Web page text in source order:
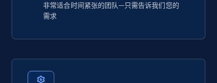
非常适合时间紧张的团队—只需告诉我们您的
需求